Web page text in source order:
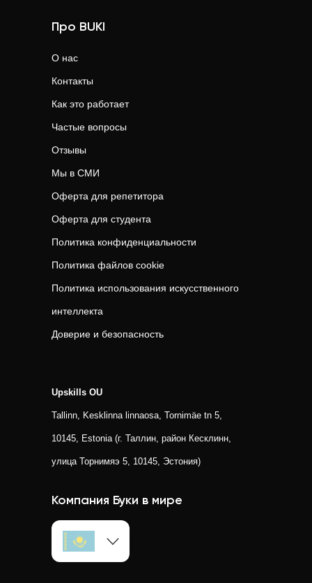
Про BUKI
О нас
Контакты
Как это работает
Частые вопросы
Отзывы
Мы в СМИ
Оферта для репетитора
Оферта для студента
Политика конфиденциальности
Политика файлов cookie
Политика использования искусственного
интеллекта
Доверие и безопасность
Upskills OU
Tallinn, Kesklinna linnaosa, Tornimäe tn 5,
10145, Estonia (г. Таллин, район Кесклинн,
улица Торнимяэ 5, 10145, Эстония)
Компания Буки в мире